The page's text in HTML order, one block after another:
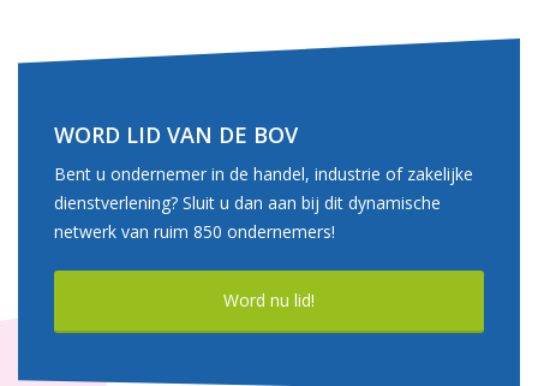
WORD LID VAN DE BOV
Bent u ondernemer in de handel, industrie of zakelijke
dienstverlening? Sluit u dan aan bij dit dynamische
netwerk van ruim 850 ondernemers!
Word nu lid!